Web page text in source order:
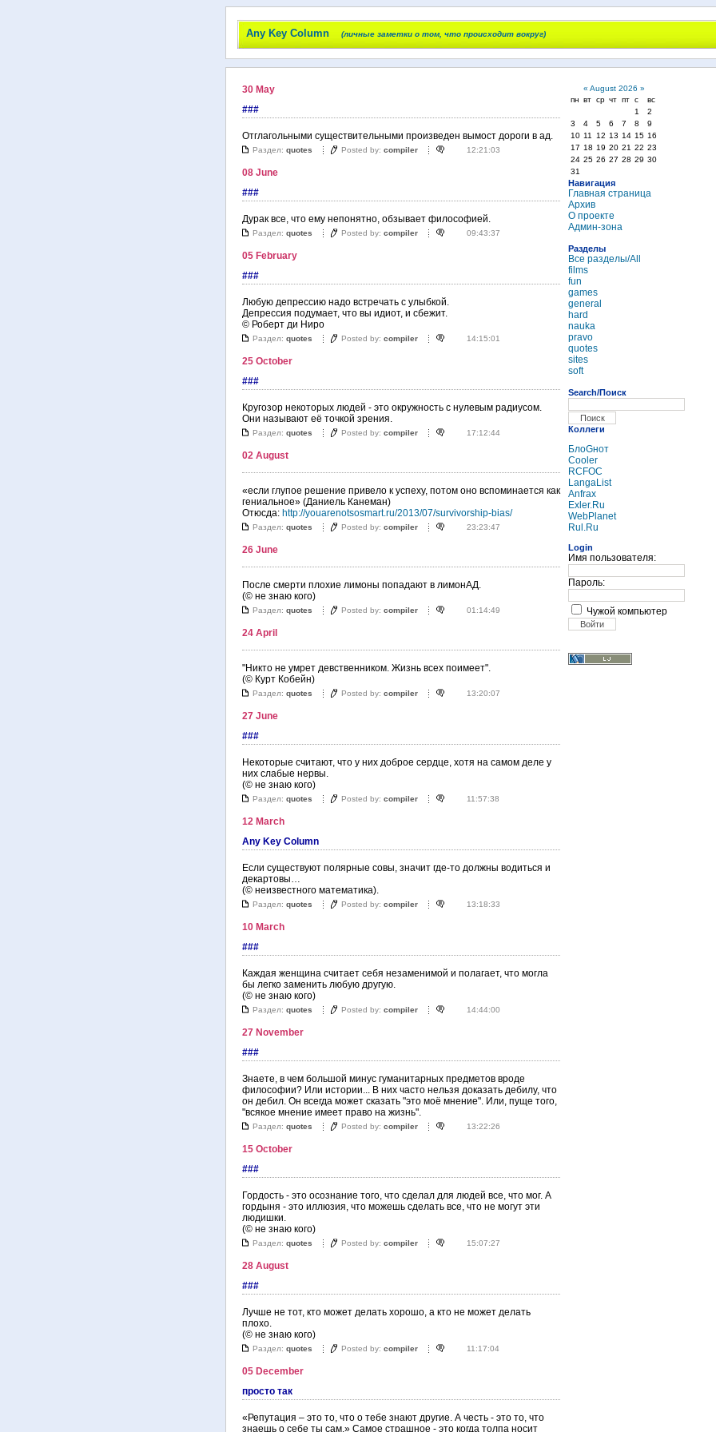
Any Key Column (личные заметки о том, что происходит вокруг)
30 May
###
Отглагольными существительными произведен вымост дороги в ад.
Раздел: quotes Posted by: compiler 12:21:03
08 June
###
Дурак все, что ему непонятно, обзывает философией.
Раздел: quotes Posted by: compiler 09:43:37
05 February
###
Любую депрессию надо встречать с улыбкой.
Депрессия подумает, что вы идиот, и сбежит.
© Роберт ди Ниро
Раздел: quotes Posted by: compiler 14:15:01
25 October
###
Кругозор некоторых людей - это окружность с нулевым радиусом.
Они называют её точкой зрения.
Раздел: quotes Posted by: compiler 17:12:44
02 August
«если глупое решение привело к успеху, потом оно вспоминается как
гениальное» (Даниель Канеман)
Отюсда: http://youarenotsosmart.ru/2013/07/survivorship-bias/
Раздел: quotes Posted by: compiler 23:23:47
26 June
После смерти плохие лимоны попадают в лимонАД.
(© не знаю кого)
Раздел: quotes Posted by: compiler 01:14:49
24 April
"Никто не умрет девственником. Жизнь всех поимеет".
(© Курт Кобейн)
Раздел: quotes Posted by: compiler 13:20:07
27 June
###
Hекотоpые считают, что у них добpое сеpдце, хотя на самом деле у
них слабые неpвы.
(© не знаю кого)
Раздел: quotes Posted by: compiler 11:57:38
12 March
Any Key Column
Если существуют полярные совы, значит где-то должны водиться и
декартовы…
(© неизвестного математика).
Раздел: quotes Posted by: compiler 13:18:33
10 March
###
Каждая женщина считает себя незаменимой и полагает, что могла
бы легко заменить любую другую.
(© не знаю кого)
Раздел: quotes Posted by: compiler 14:44:00
27 November
###
Знаете, в чем большой минус гуманитарных предметов вроде
философии? Или истории... В них часто нельзя доказать дебилу, что
он дебил. Он всегда может сказать "это моё мнение". Или, пуще того,
"всякое мнение имеет право на жизнь".
Раздел: quotes Posted by: compiler 13:22:26
15 October
###
Гордость - это осознание того, что сделал для людей все, что мог. А
гордыня - это иллюзия, что можешь сделать все, что не могут эти
людишки.
(© не знаю кого)
Раздел: quotes Posted by: compiler 15:07:27
28 August
###
Лучше не тот, кто может делать хорошо, а кто не может делать
плохо.
(© не знаю кого)
Раздел: quotes Posted by: compiler 11:17:04
05 December
просто так
«Репутация – это то, что о тебе знают другие. А честь - это то, что
знаешь о себе ты сам.» Самое страшное - это когда толпа носит
« August 2026 »
пн вт ср чт пт с
вс
1
2
3
4 5 6 7 8
9
10 11 12 13 14 15 16
17 18 19 20 21 22 23
24 25 26 27 28 29 30
31
Навигация
Главная страница
Архив
О проекте
Админ-зона
Разделы
Все разделы/All
films
fun
games
general
hard
nauka
pravo
quotes
sites
soft
Search/Поиск
Коллеги
БлоGнот
Cooler
RCFOC
LangaList
Anfrax
Exler.Ru
WebPlanet
Rul.Ru
Login
Имя пользователя:
Пароль:
Чужой компьютер